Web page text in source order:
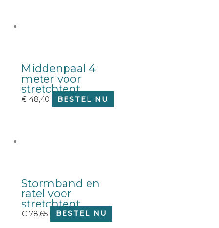
Middenpaal 4
meter voor
stretchtent
€48,40 BESTEL NU
Stormband en
ratel voor
stretchtent
€78,65 BESTEL NU